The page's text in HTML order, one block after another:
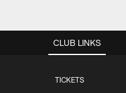
CLUB LINKS
TICKETS